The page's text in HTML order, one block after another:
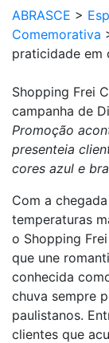
ABRASCE >
Comemorativa
praticidade em
Shopping Frei
campanha de
Promoção
presenteia
cores azul e
Com a
temperaturas
o Shopping
que une
conhecida
chuva sempre
paulistanos.
clientes que